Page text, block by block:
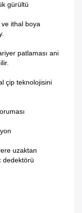
gürültü
ve ithal boya
patlaması ani
çip teknolojisini
uzaktan
dedektörü